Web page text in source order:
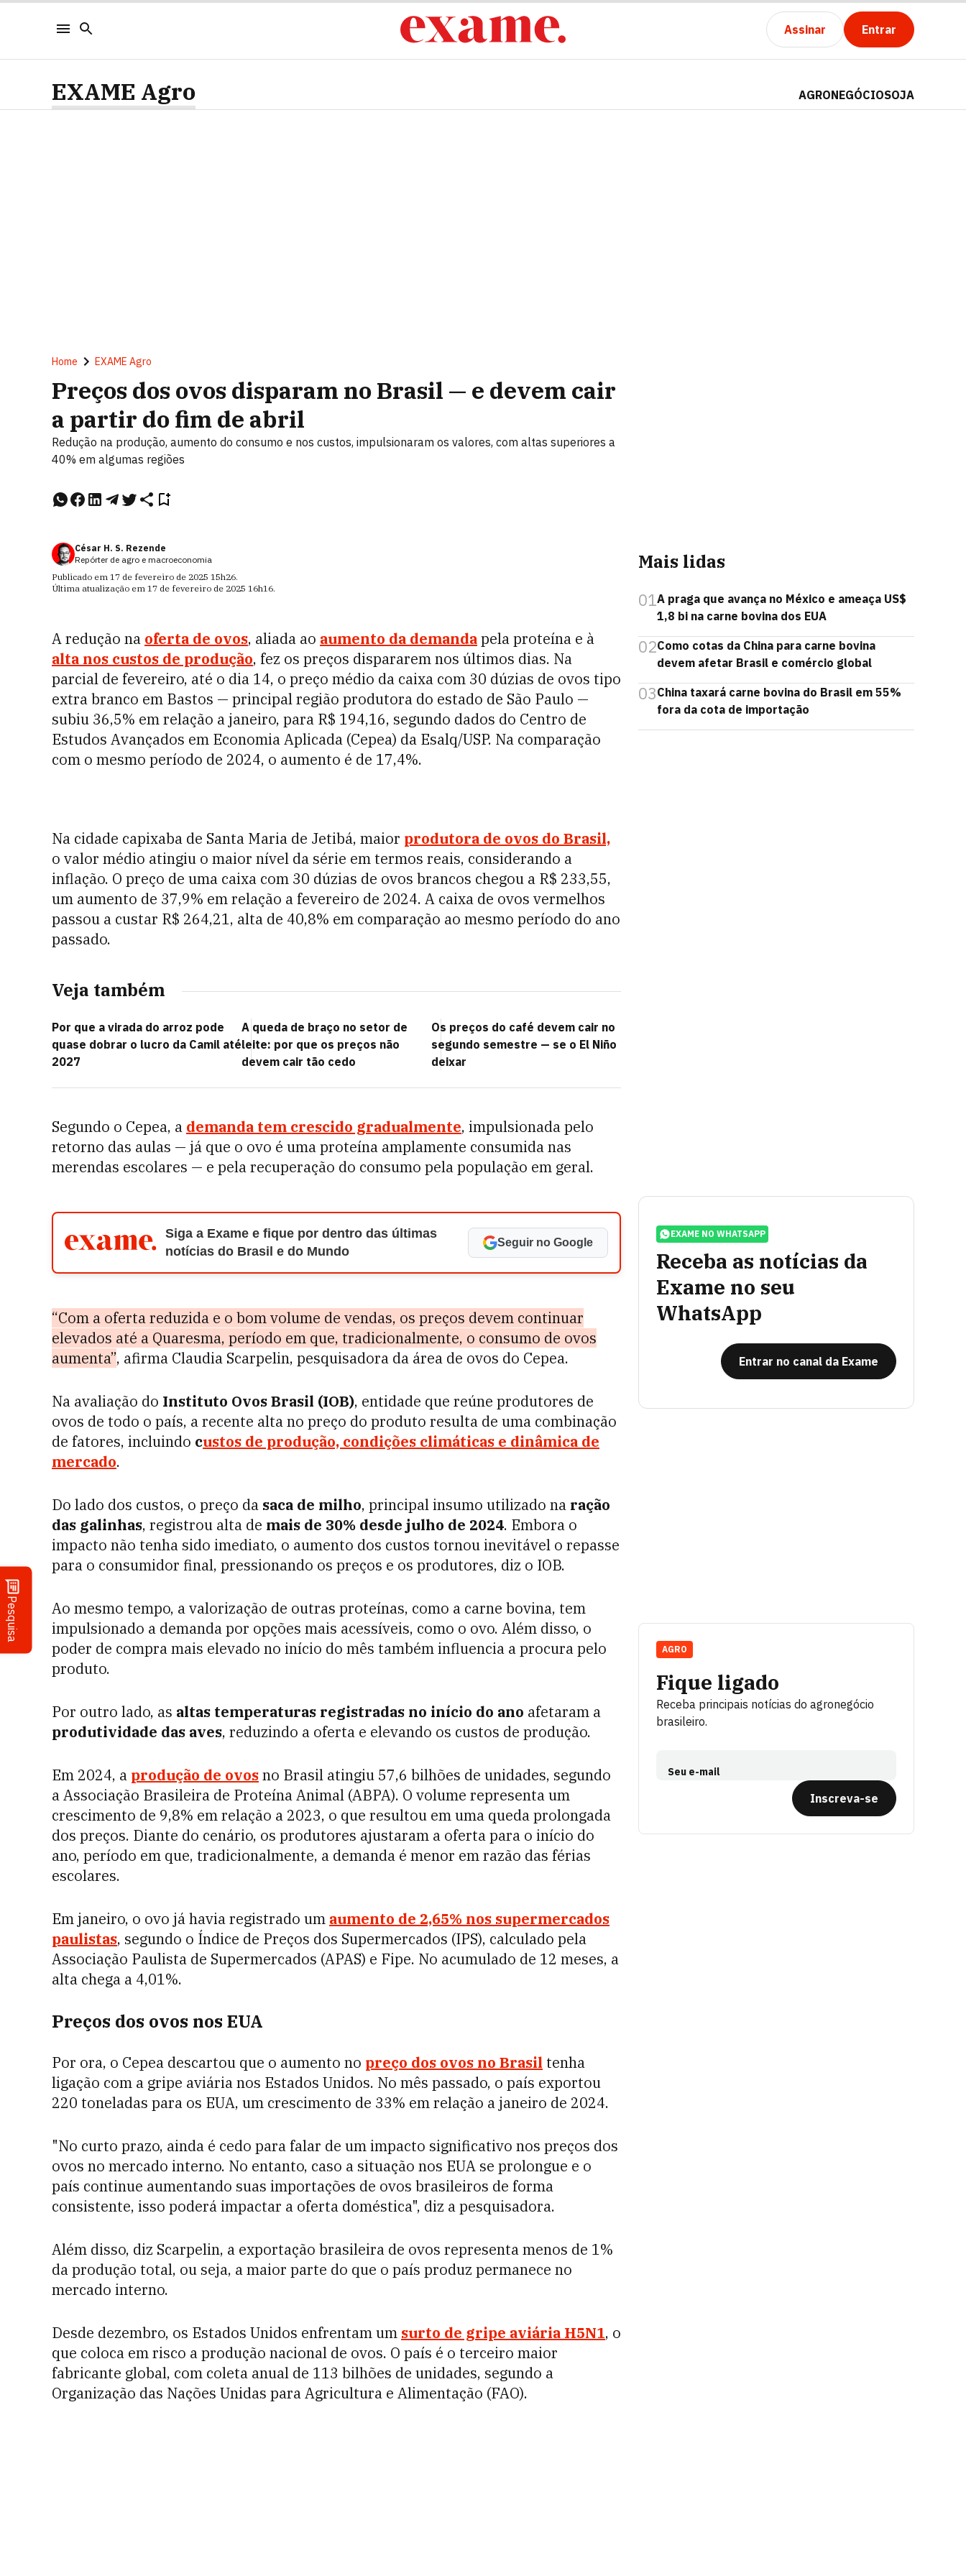
Assinar Entrar
Pesquisa
EXAME Agro AGRONEGÓCIOSOJA
Home EXAME Agro
Preços dos ovos disparam no Brasil — e devem cair
a partir do fim de abril
Redução na produção, aumento do consumo e nos custos, impulsionaram os valores, com altas superiores a
40% em algumas regiões
César H. S. Rezende
Repórter de agro e macroeconomia
Publicado em 17 de fevereiro de 2025 15h26.
Última atualização em 17 de fevereiro de 2025 16h16.
A redução na oferta de ovos, aliada ao aumento da demandapela proteína e à
alta nos custos de produção, fez os preços dispararem nos últimos dias. Na
parcial de fevereiro, até o dia 14, o preço médio da caixa com 30 dúzias de ovos tipo
extra branco em Bastos — principal região produtora do estado de São Paulo —
subiu 36,5% em relação a janeiro, para R$ 194,16, segundo dados do Centro de
Estudos Avançados em Economia Aplicada (Cepea) da Esalq/USP. Na comparação
com o mesmo período de 2024, o aumento é de 17,4%.
Na cidade capixaba de Santa Maria de Jetibá, maior produtora de ovos do Brasil,
o valor médio atingiu o maior nível da série em termos reais, considerando a
inflação. O preço de uma caixa com 30 dúzias de ovos brancos chegou a R$ 233,55,
um aumento de 37,9% em relação a fevereiro de 2024. A caixa de ovos vermelhos
passou a custar R$ 264,21, alta de 40,8% em comparação ao mesmo período do ano
passado.
Veja também
Por que a virada do arroz pode
quase dobrar o lucro da Camil até
2027
A queda de braço no setor de
leite: por que os preços não
devem cair tão cedo
Os preços do café devem cair no
segundo semestre — se o El Niño
deixar
Segundo o Cepea, a demanda tem crescido gradualmente, impulsionada pelo
retorno das aulas — já que o ovo é uma proteína amplamente consumida nas
merendas escolares — e pela recuperação do consumo pela população em geral.
Siga a Exame e fique por dentro das últimas
notícias do Brasil e do Mundo
Seguir no Google
“Com a oferta reduzida e o bom volume de vendas, os preços devem continuar
elevados até a Quaresma, período em que, tradicionalmente, o consumo de ovos
aumenta”, afirma Claudia Scarpelin, pesquisadora da área de ovos do Cepea.
Na avaliação do Instituto Ovos Brasil (IOB), entidade que reúne produtores de
ovos de todo o país, a recente alta no preço do produto resulta de uma combinação
de fatores, incluindo custos de produção, condições climáticas e dinâmica de
mercado.
Do lado dos custos, o preço da saca de milho, principal insumo utilizado na ração
das galinhas, registrou alta de mais de 30% desde julho de 2024. Embora o
impacto não tenha sido imediato, o aumento dos custos tornou inevitável o repasse
para o consumidor final, pressionando os preços e os produtores, diz o IOB.
Ao mesmo tempo, a valorização de outras proteínas, como a carne bovina, tem
impulsionado a demanda por opções mais acessíveis, como o ovo. Além disso, o
poder de compra mais elevado no início do mês também influencia a procura pelo
produto.
Por outro lado, as altas temperaturas registradas no início do ano afetaram a
produtividade das aves, reduzindo a oferta e elevando os custos de produção.
Em 2024, a produção de ovosno Brasil atingiu 57,6 bilhões de unidades, segundo
a Associação Brasileira de Proteína Animal (ABPA). O volume representa um
crescimento de 9,8% em relação a 2023, o que resultou em uma queda prolongada
dos preços. Diante do cenário, os produtores ajustaram a oferta para o início do
ano, período em que, tradicionalmente, a demanda é menor em razão das férias
escolares.
Em janeiro, o ovo já havia registrado um aumento de 2,65% nos supermercados
paulistas, segundo o Índice de Preços dos Supermercados (IPS), calculado pela
Associação Paulista de Supermercados (APAS) e Fipe. No acumulado de 12 meses, a
alta chega a 4,01%.
Preços dos ovos nos EUA
Por ora, o Cepea descartou que o aumento no preço dos ovos no Brasil tenha
ligação com a gripe aviária nos Estados Unidos. No mês passado, o país exportou
220 toneladas para os EUA, um crescimento de 33% em relação a janeiro de 2024.
"No curto prazo, ainda é cedo para falar de um impacto significativo nos preços dos
ovos no mercado interno. No entanto, caso a situação nos EUA se prolongue e o
país continue aumentando suas importações de ovos brasileiros de forma
consistente, isso poderá impactar a oferta doméstica", diz a pesquisadora.
Além disso, diz Scarpelin, a exportação brasileira de ovos representa menos de 1%
da produção total, ou seja, a maior parte do que o país produz permanece no
mercado interno.
Desde dezembro, os Estados Unidos enfrentam um surto de gripe aviária H5N1, o
que coloca em risco a produção nacional de ovos. O país é o terceiro maior
fabricante global, com coleta anual de 113 bilhões de unidades, segundo a
Organização das Nações Unidas para Agricultura e Alimentação (FAO).
Mais lidas
01A praga que avança no México e ameaça US$
1,8 bi na carne bovina dos EUA
02Como cotas da China para carne bovina
devem afetar Brasil e comércio global
03China taxará carne bovina do Brasil em 55%
fora da cota de importação
EXAME NO WHATSAPP
Receba as notícias da
Exame no seu
WhatsApp
Entrar no canal da Exame
Fique ligado
Receba principais notícias do agronegócio
brasileiro.
Seu e-mail
Inscreva-se
AGRO